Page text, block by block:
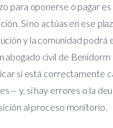
para oponerse o pagar
Si no actúas en ese
y la comunidad podrá
abogado civil de
si está correctamente
y, si hay errores o la
al proceso monitorio.